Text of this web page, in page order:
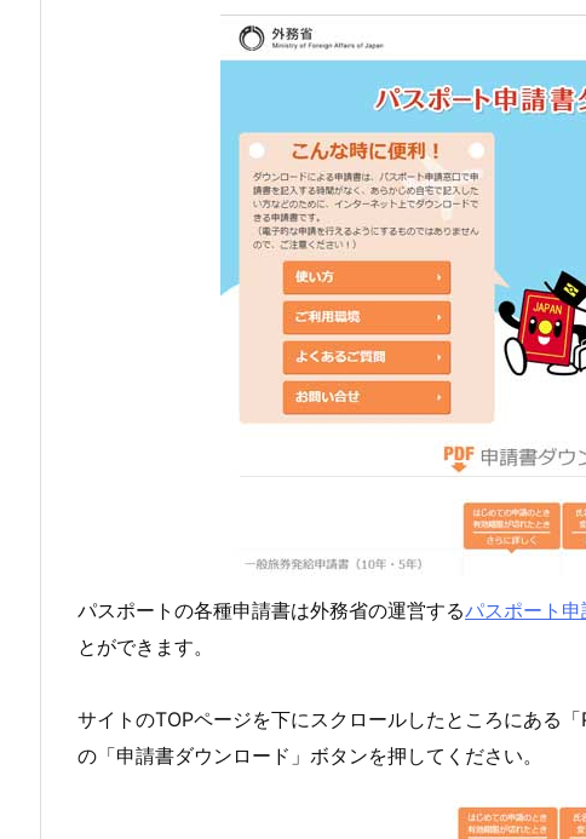
2.
パ
ポ
ー
パスポートの各種申請書は外務省の運営するパスポート
とができます。
サイトのTOPページを下にスクロールしたところにある
の「申請書ダウンロード」ボタンを押してください。